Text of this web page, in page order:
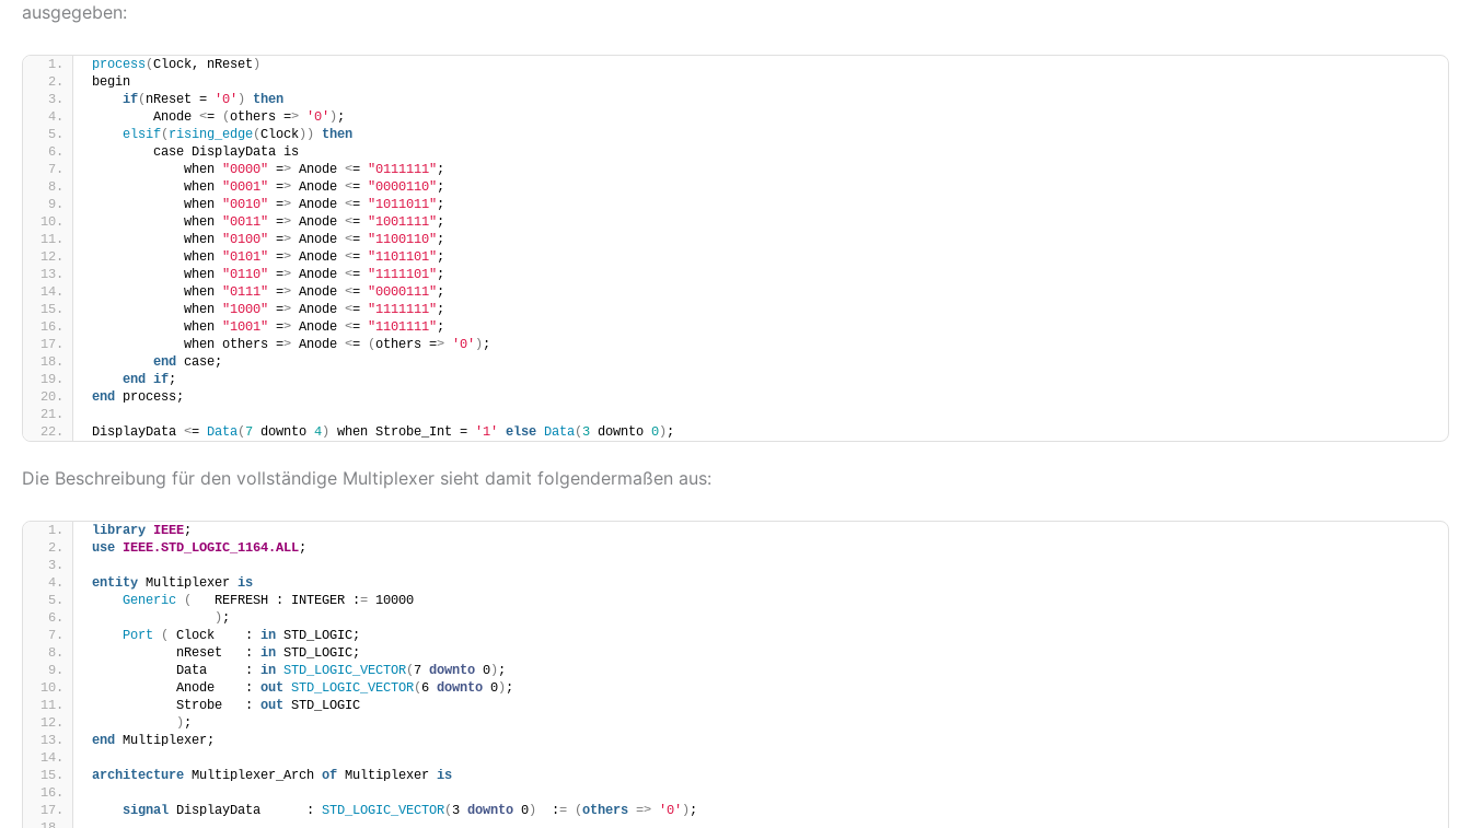
ausgegeben:
process(Clock, nReset )
begin
if( nReset = '0' )
then
        Anode
<= (others => '0' ) ;
elsif( rising_edge(Clock ))
then
        case DisplayData is
            when
"0000" => Anode <= "0111111" ;
            when
"0001" => Anode <= "0000110" ;
            when
"0010" => Anode <= "1011011" ;
            when
"0011" => Anode <= "1001111" ;
            when
"0100" => Anode <= "1100110" ;
            when
"0101" => Anode <= "1101101" ;
            when
"0110" => Anode <= "1111101" ;
            when
"0111" => Anode <= "0000111" ;
            when
"1000" => Anode <= "1111111" ;
            when
"1001" => Anode <= "1101111" ;
            when others =
> Anode <= (others => '0' ) ;
end case;
end if;
end process;
DisplayData <= Data( 7 downto 4 ) when Strobe_Int = '1' else Data( 3 downto 0 ) ;
Die Beschreibung für den vollständige Multiplexer sieht damit folgendermaßen aus:
library IEEE;
use IEEE.STD_LOGIC_1164.ALL;
entity Multiplexer is
Generic
(
   REFRESH : INTEGER :
= 10000
) ;
Port
( Clock    : in STD_LOGIC;
           nReset   :
in STD_LOGIC;
           Data     :
in STD_LOGIC_VECTOR( 7 downto 0) ;
           Anode    :
out STD_LOGIC_VECTOR( 6 downto 0) ;
           Strobe   :
out STD_LOGIC
) ;
end
Multiplexer;
architecture Multiplexer_Arch of Multiplexer is
signal DisplayData      : STD_LOGIC_VECTOR( 3 downto 0)
  :
= (others => '0' ) ;